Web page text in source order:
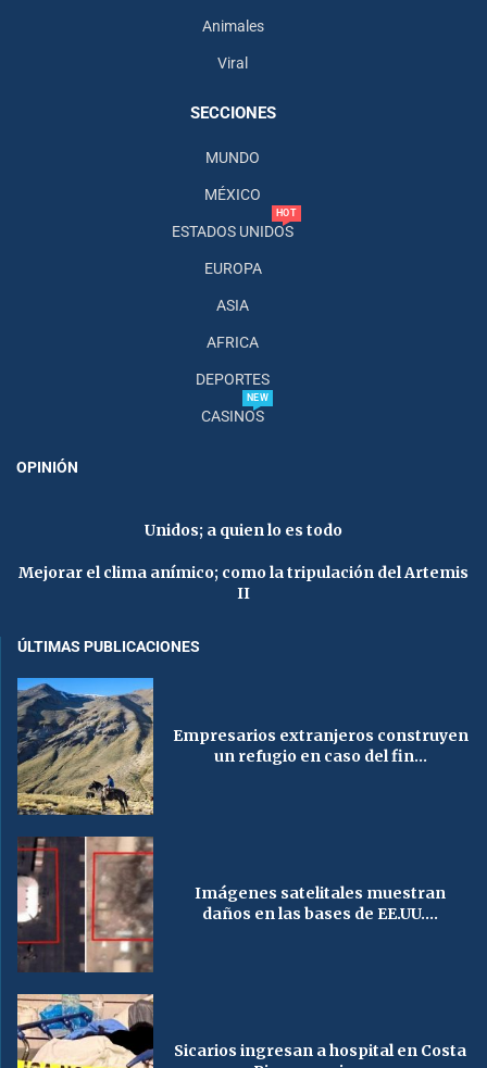
Animales
Viral
SECCIONES
MUNDO
MÉXICO
ESTADOS UNIDOS
HOT
EUROPA
ASIA
AFRICA
DEPORTES
CASINOS
NEW
OPINIÓN
Unidos; a quien lo es todo
Mejorar el clima anímico; como la tripulación del Artemis
II
ÚLTIMAS PUBLICACIONES
Empresarios extranjeros construyen
un refugio en caso del fin...
Imágenes satelitales muestran
daños en las bases de EE.UU....
Sicarios ingresan a hospital en Costa